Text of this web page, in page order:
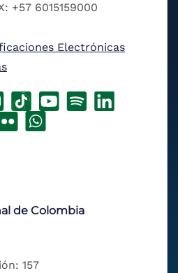
+57 6015159000
Electrónicas
de Colombia
157